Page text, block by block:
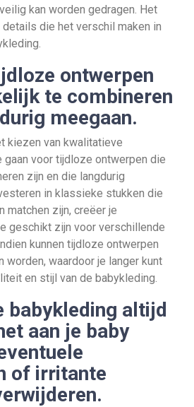
kan worden gedragen. Het
die het verschil maken in
ontwerpen
te combineren
meegaan.
kiezen van kwalitatieve
voor tijdloze ontwerpen die
zijn en die langdurig
in klassieke stukken die
matchen zijn, creëer je
geschikt zijn voor verschillende
kunnen tijdloze ontwerpen
worden, waardoor je langer kunt
en stijl van de babykleding.
babykleding altijd
aan je baby
of irritante